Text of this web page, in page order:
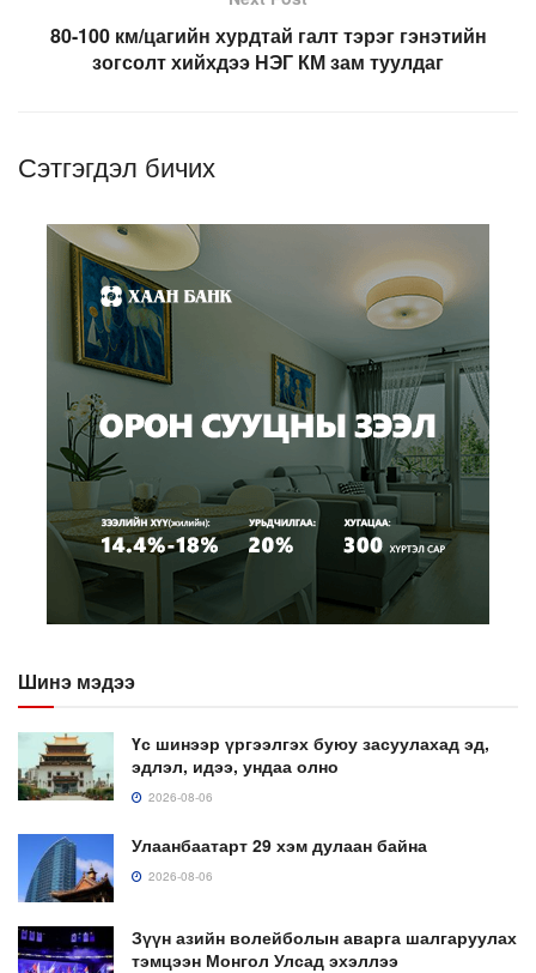
80-100 км/цагийн хурдтай галт тэрэг гэнэтийн
зогсолт хийхдээ НЭГ КМ зам туулдаг
Сэтгэгдэл бичих
Шинэ мэдээ
Үс шинээр үргээлгэх буюу засуулахад эд,
эдлэл, идээ, ундаа олно
2026-08-06
Улаанбаатарт 29 хэм дулаан байна
2026-08-06
Зүүн азийн волейболын аварга шалгаруулах
тэмцээн Монгол Улсад эхэллээ